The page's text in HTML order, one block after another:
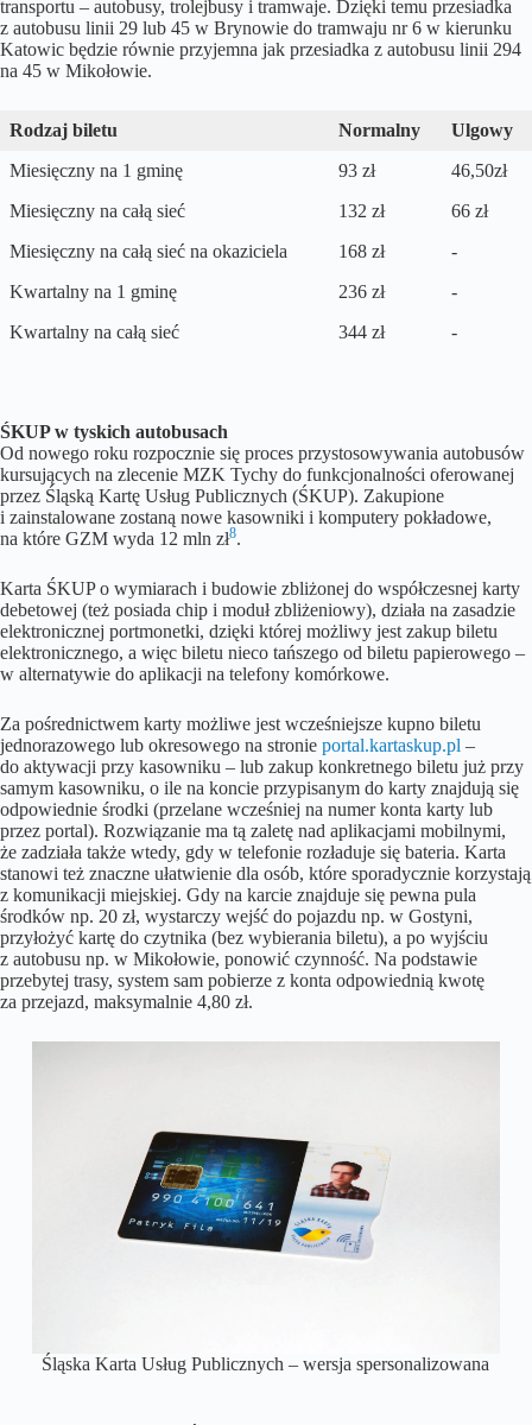
transportu – autobusy, trolejbusy i tramwaje. Dzięki temu przesiadka
z autobusu linii 29 lub 45 w Brynowie do tramwaju nr 6 w kierunku
Katowic będzie równie przyjemna jak przesiadka z autobusu linii 294
na 45 w Mikołowie.
Rodzaj biletu Normalny
Ulgowy
Miesięczny na 1 gminę
93 zł
46,50zł
Miesięczny na całą sieć
132 zł
66 zł
Miesięczny na całą sieć na okaziciela
168 zł
-
Kwartalny na 1 gminę
236 zł
-
Kwartalny na całą sieć
344 zł -
ŚKUP w tyskich autobusach
Od nowego roku rozpocznie się proces przystosowywania autobusów
kursujących na zlecenie MZK Tychy do funkcjonalności oferowanej
przez Śląską Kartę Usług Publicznych (ŚKUP). Zakupione
i zainstalowane zostaną nowe kasowniki i komputery pokładowe,
na które GZM wyda 12 mln zł8.
Karta ŚKUP o wymiarach i budowie zbliżonej do współczesnej karty
debetowej (też posiada chip i moduł zbliżeniowy), działa na zasadzie
elektronicznej portmonetki, dzięki której możliwy jest zakup biletu
elektronicznego, a więc biletu nieco tańszego od biletu papierowego –
w alternatywie do aplikacji na telefony komórkowe.
Za pośrednictwem karty możliwe jest wcześniejsze kupno biletu
jednorazowego lub okresowego na stronie portal.kartaskup.pl –
do aktywacji przy kasowniku – lub zakup konkretnego biletu już przy
samym kasowniku, o ile na koncie przypisanym do karty znajdują się
odpowiednie środki (przelane wcześniej na numer konta karty lub
przez portal). Rozwiązanie ma tą zaletę nad aplikacjami mobilnymi,
że zadziała także wtedy, gdy w telefonie rozładuje się bateria. Karta
stanowi też znaczne ułatwienie dla osób, które sporadycznie korzystają
z komunikacji miejskiej. Gdy na karcie znajduje się pewna pula
środków np. 20 zł, wystarczy wejść do pojazdu np. w Gostyni,
przyłożyć kartę do czytnika (bez wybierania biletu), a po wyjściu
z autobusu np. w Mikołowie, ponowić czynność. Na podstawie
przebytej trasy, system sam pobierze z konta odpowiednią kwotę
za przejazd, maksymalnie 4,80 zł.
Śląska Karta Usług Publicznych – wersja spersonalizowana